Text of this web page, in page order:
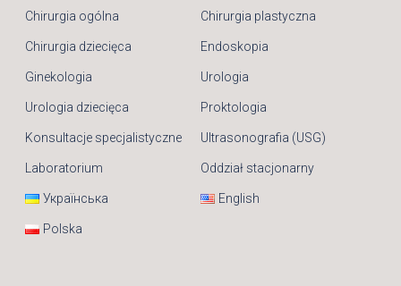
Chirurgia ogólna Chirurgia plastyczna
Chirurgia dziecięca Endoskopia
Ginekologia Urologia
Urologia dziecięca Proktologia
Konsultacje specjalistyczne Ultrasonografia (USG)
Laboratorium Oddział stacjonarny
Українська English
Polska